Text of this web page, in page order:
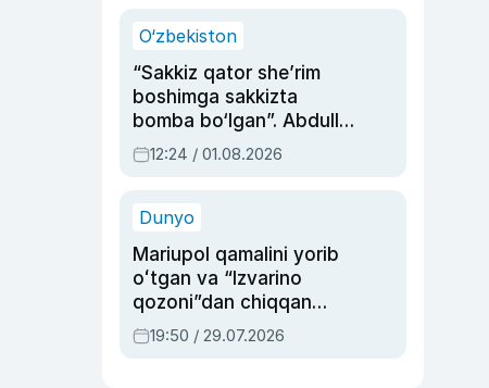
O‘zbekiston
“Sakkiz qator she’rim
boshimga sakkizta
bomba bo‘lgan”. Abdulla
Oripovni siyosiy
ayblovlardan asrab
12:24 / 01.08.2026
Dunyo
Mariupol qamalini yorib
oʻtgan va “Izvarino
qozoni”dan chiqqan
qahramon — Ukraina
armiyasi bosh
19:50 / 29.07.2026